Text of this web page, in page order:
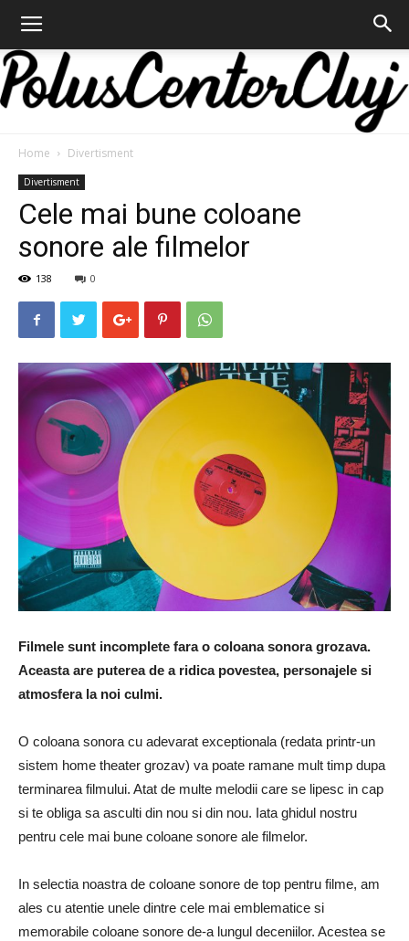
Center
Cluj
Home Divertisment
Divertisment
Cele mai bune coloane
sonore ale filmelor
138 0
Filmele sunt incomplete fara o coloana sonora grozava.
Aceasta are puterea de a ridica povestea, personajele si
atmosfera la noi culmi.
O coloana sonora cu adevarat exceptionala (redata printr-un
sistem home theater grozav) va poate ramane mult timp dupa
terminarea filmului. Atat de multe melodii care se lipesc in cap
si te obliga sa asculti din nou si din nou. Iata ghidul nostru
pentru cele mai bune coloane sonore ale filmelor.
In selectia noastra de coloane sonore de top pentru filme, am
ales cu atentie unele dintre cele mai emblematice si
memorabile coloane sonore de-a lungul deceniilor. Acestea se